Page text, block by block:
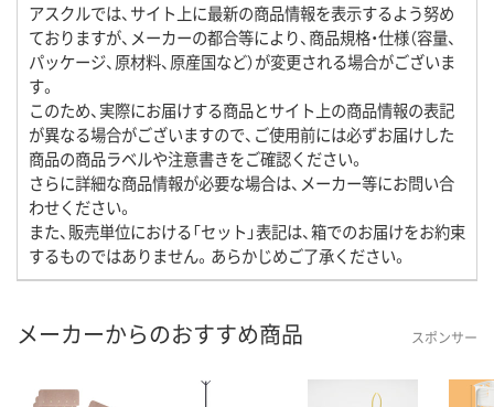
アスクルでは、サイト上に最新の商品情報を表示するよう努め
ておりますが、メーカーの都合等により、商品規格・仕様（容量、
パッケージ、原材料、原産国など）が変更される場合がございま
す。
このため、実際にお届けする商品とサイト上の商品情報の表記
が異なる場合がございますので、ご使用前には必ずお届けした
商品の商品ラベルや注意書きをご確認ください。
さらに詳細な商品情報が必要な場合は、メーカー等にお問い合
わせください。
また、販売単位における「セット」表記は、箱でのお届けをお約束
するものではありません。あらかじめご了承ください。
メーカーからのおすすめ商品 スポンサー